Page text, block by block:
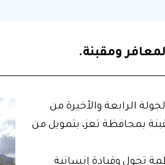
ومقبنة.
الرابعة والأخيرة من
في مديريتي المعافر ومقبنة بمحافظة تعز، بتمويل من
تحول وقيادة إنسانية